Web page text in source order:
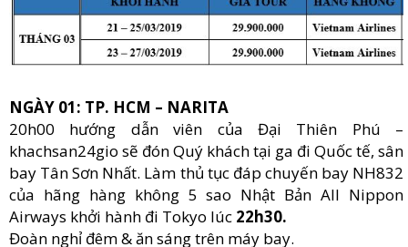
NGÀY 01: TP. HCM – NARITA
20h00 hướng dẫn viên của Đại Thiên Phú –
khachsan24gio sẽ đón Quý khách tại ga đi Quốc tế, sân
bay Tân Sơn Nhất. Làm thủ tục đáp chuyến bay NH832
của hãng hàng không 5 sao Nhật Bản All Nippon
Airways khởi hành đi Tokyo lúc 22h30.
Đoàn nghỉ đêm & ăn sáng trên máy bay.